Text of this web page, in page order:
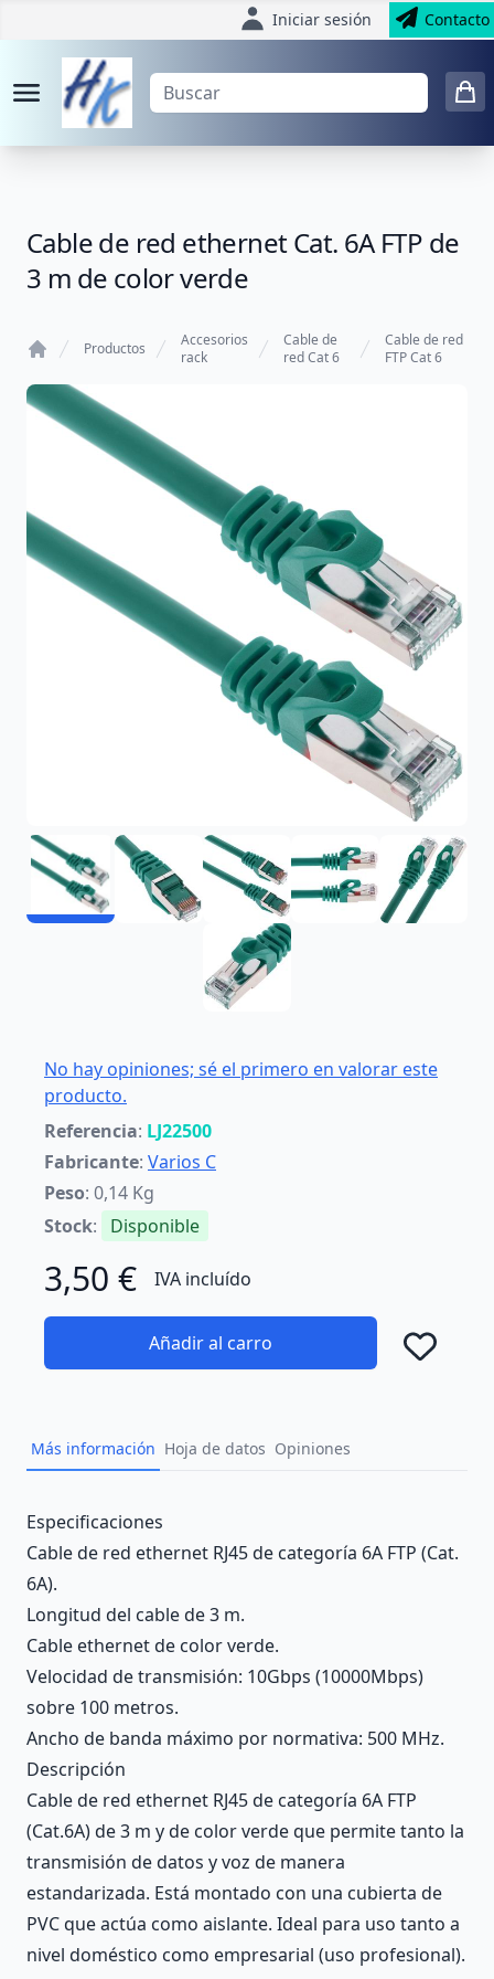
Iniciar sesión Contacto
Cable de red ethernet Cat. 6A FTP de
3 m de color verde
Productos
Accesorios
rack
Cable de
red Cat 6
Cable de red
FTP Cat 6
No hay opiniones; sé el primero en valorar este
producto.
Referencia: LJ22500
Fabricante: Varios C
Peso: 0,14 Kg
Stock: Disponible
3,50 € IVA incluído
Añadir al carro
Más información Hoja de datos Opiniones
Description
Especificaciones
Cable de red ethernet RJ45 de categoría 6A FTP (Cat.
6A).
Longitud del cable de 3 m.
Cable ethernet de color verde.
Velocidad de transmisión: 10Gbps (10000Mbps)
sobre 100 metros.
Ancho de banda máximo por normativa: 500 MHz.
Descripción
Cable de red ethernet RJ45 de categoría 6A FTP
(Cat.6A) de 3 m y de color verde que permite tanto la
transmisión de datos y voz de manera
estandarizada. Está montado con una cubierta de
PVC que actúa como aislante. Ideal para uso tanto a
nivel doméstico como empresarial (uso profesional).